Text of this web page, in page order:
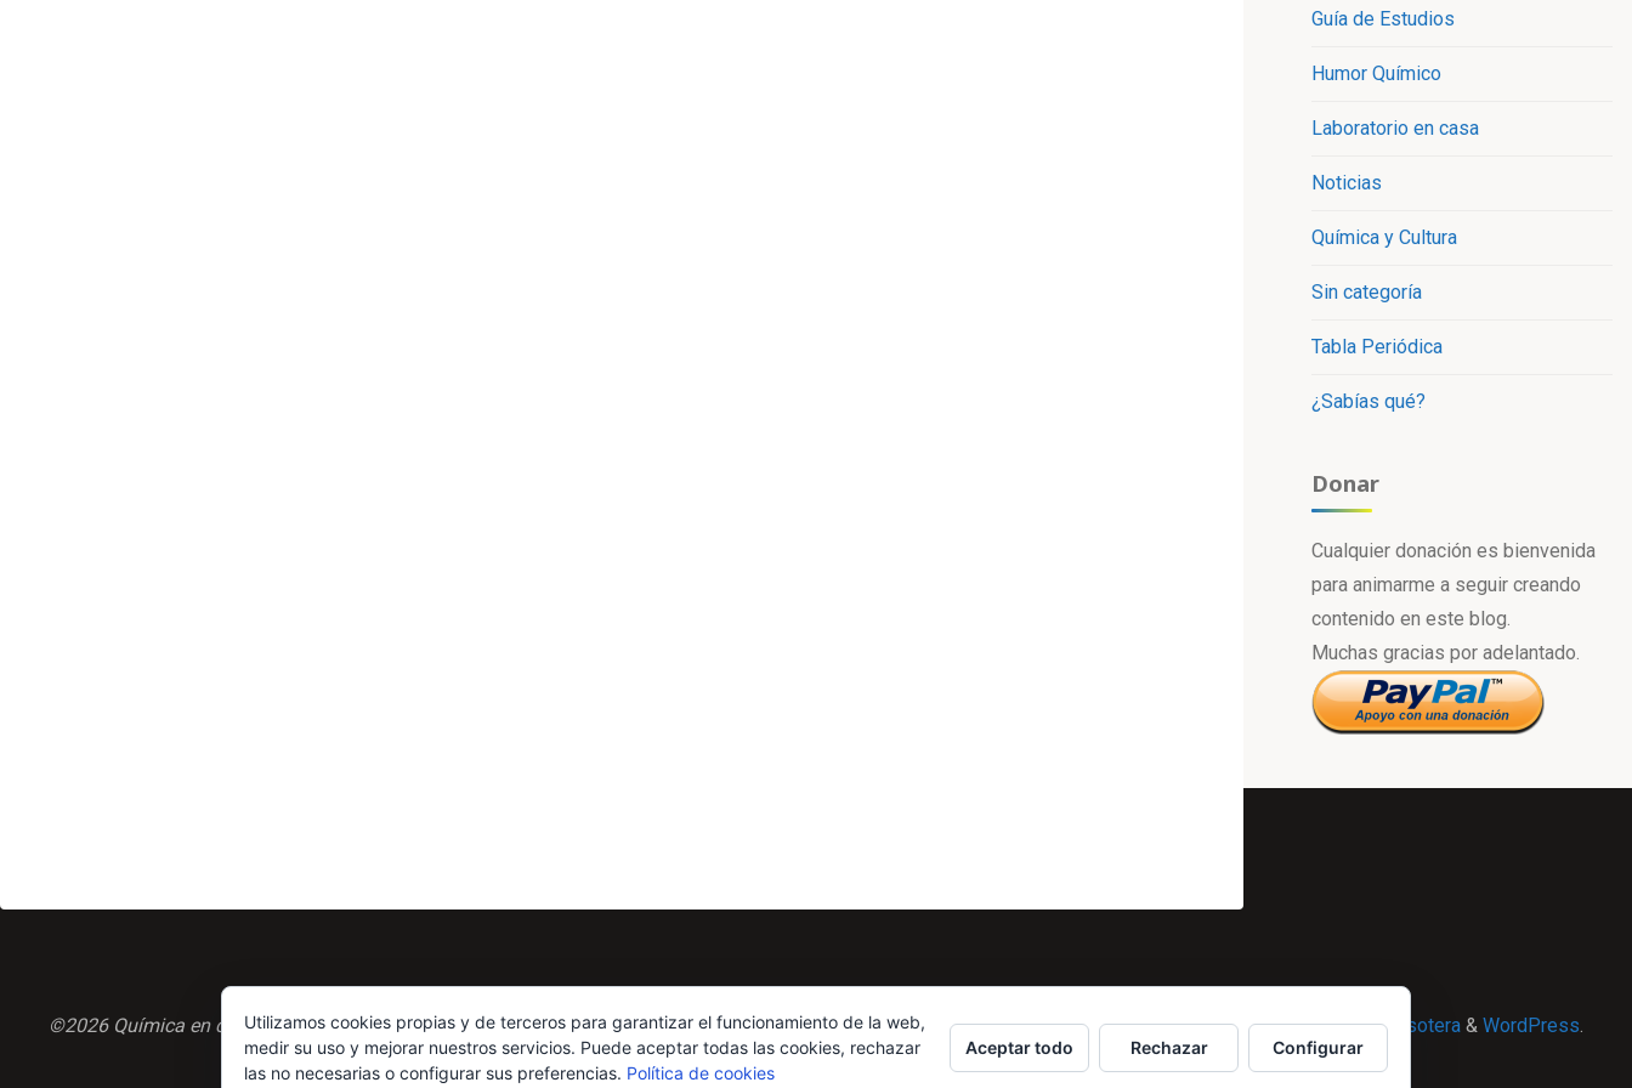
Guía de Estudios
Humor Químico
Laboratorio en casa
Noticias
Química y Cultura
Sin categoría
Tabla Periódica
¿Sabías qué?
Donar
Cualquier donación es bienvenida
para animarme a seguir creando
contenido en este blog.
Muchas gracias por adelantado.
Powered by Esotera & WordPress.
©2026 Química en casa.comUtilizamos cookies propias y de terceros para garantizar el funcionamiento de la web,
medir su uso y mejorar nuestros servicios. Puede aceptar todas las cookies, rechazar
las no necesarias o configurar sus preferencias. Política de cookies
Aceptar todo Rechazar Configurar